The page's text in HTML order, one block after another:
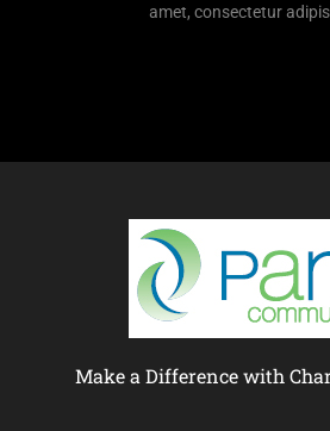
amet, consectetur
Make a Difference with